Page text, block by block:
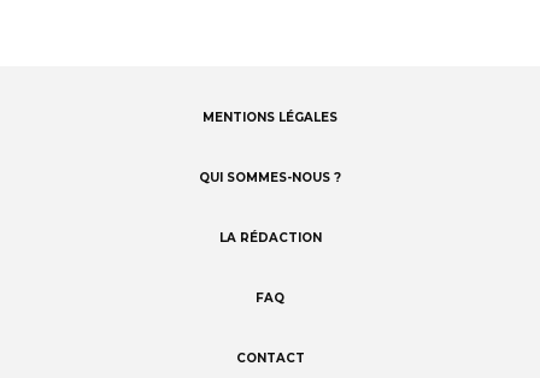
MENTIONS LÉGALES
QUI SOMMES-NOUS ?
LA RÉDACTION
FAQ
CONTACT